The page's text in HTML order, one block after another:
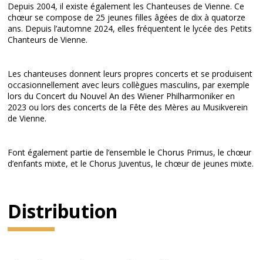
Depuis 2004, il existe également les Chanteuses de Vienne. Ce
chœur se compose de 25 jeunes filles âgées de dix à quatorze
ans. Depuis l’automne 2024, elles fréquentent le lycée des Petits
Chanteurs de Vienne.
Les chanteuses donnent leurs propres concerts et se produisent
occasionnellement avec leurs collègues masculins, par exemple
lors du Concert du Nouvel An des Wiener Philharmoniker en
2023 ou lors des concerts de la Fête des Mères au Musikverein
de Vienne.
Font également partie de l’ensemble le Chorus Primus, le chœur
d’enfants mixte, et le Chorus Juventus, le chœur de jeunes mixte.
Distribution